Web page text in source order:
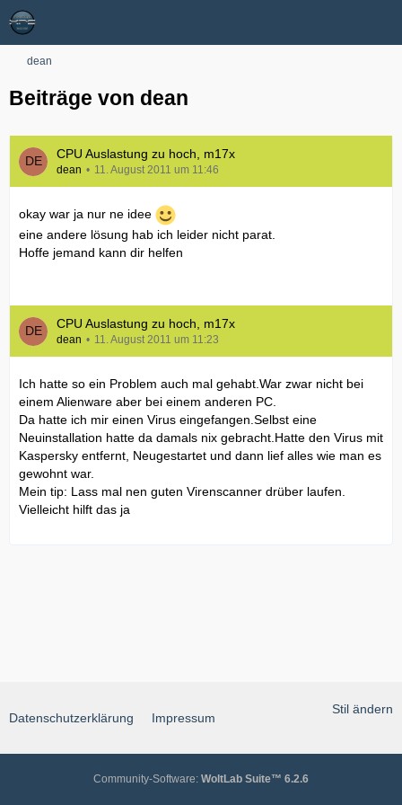
dean
Beiträge von dean
CPU Auslastung zu hoch, m17x
dean 11. August 2011 um 11:46
okay war ja nur ne idee
eine andere lösung hab ich leider nicht parat.
Hoffe jemand kann dir helfen
CPU Auslastung zu hoch, m17x
dean 11. August 2011 um 11:23
Ich hatte so ein Problem auch mal gehabt.War zwar nicht bei
einem Alienware aber bei einem anderen PC.
Da hatte ich mir einen Virus eingefangen.Selbst eine
Neuinstallation hatte da damals nix gebracht.Hatte den Virus mit
Kaspersky entfernt, Neugestartet und dann lief alles wie man es
gewohnt war.
Mein tip: Lass mal nen guten Virenscanner drüber laufen.
Vielleicht hilft das ja
Stil ändern
Datenschutzerklärung Impressum
Community-Software: WoltLab Suite™ 6.2.6